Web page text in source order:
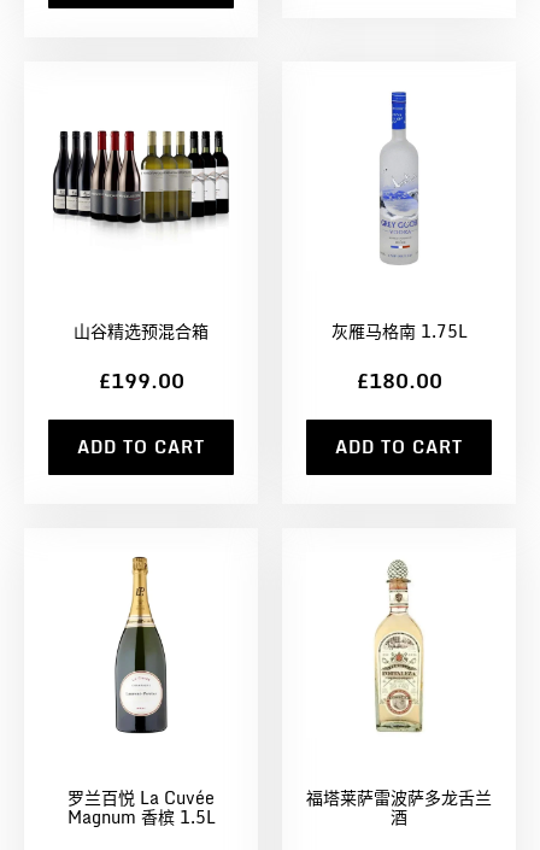
山谷精选预混合箱
£199.00
ADD TO CART
灰雁马格南 1.75L
£180.00
ADD TO CART
罗兰百悦 La Cuvée
Magnum 香槟 1.5L
福塔莱萨雷波萨多龙舌兰
酒